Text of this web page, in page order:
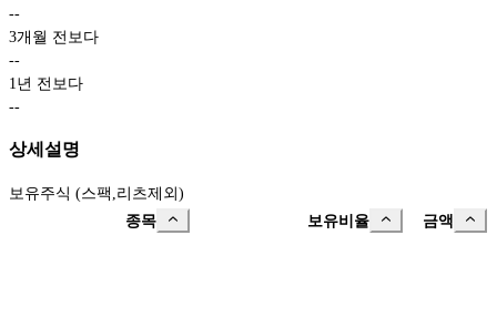
--
3개월 전보다
--
1년 전보다
--
상세설명
보유주식 (스팩,리츠제외)
종목
보유비율 금액